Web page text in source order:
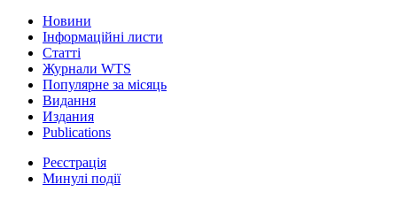
Новини
Інформаційні листи
Статті
Журнали WTS
Популярне за місяць
Видання
Издания
Publications
Реєстрація
Минулі події